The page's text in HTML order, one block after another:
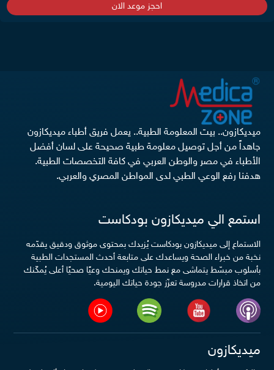
احجز موعد الان
استمع الي ميديكازون بودكاست
ميديكازون.. بيت المعلومة الطبية.. يعمل فريق أطباء ميديكازون
جاهداً من أجل توصيل معلومة طبية صحيحة على لسان أفضل
الأطباء في مصر والوطن العربي في كافة التخصصات الطبية.
هدفنا رفع الوعي الطبي لدى المواطن المصري والعربي.
الاستماع إلى ميديكازون بودكاست يُزيدك بمحتوى موثوق ودقيق يقدّمه
نخبة من خبراء الصحة ويساعدك على متابعة أحدث المستجدات الطبية
بأسلوب مبسّط يتماشى مع نمط حياتك ويمنحك وعيًا صحيًا أعلى يُمكّنك
من اتخاذ قرارات مدروسة تعزّز جودة حياتك اليومية.
ميديكازون